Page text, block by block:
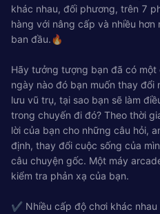
khác nhau, đối phương, trên 7
hàng với nâng cấp và nhiều
ban đầu.🔥
Hãy tưởng tượng bạn đã có
ngày nào đó bạn muốn thay
lưu vũ trụ, tại sao bạn sẽ làm
trong chuyến đi đó? Theo thời
lời của bạn cho những câu hỏi,
định, thay đổi cuộc sống của
câu chuyện gốc. Một máy
kiểm tra phản xạ của bạn.
✔ Nhiều cấp độ chơi khác nhau